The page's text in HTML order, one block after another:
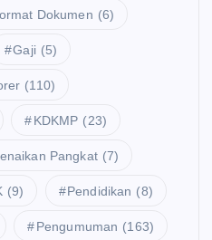
Dokumen (6)
Gaji (5)
(110)
KDKMP (23)
Pangkat (7)
(9) Pendidikan (8)
Pengumuman (163)